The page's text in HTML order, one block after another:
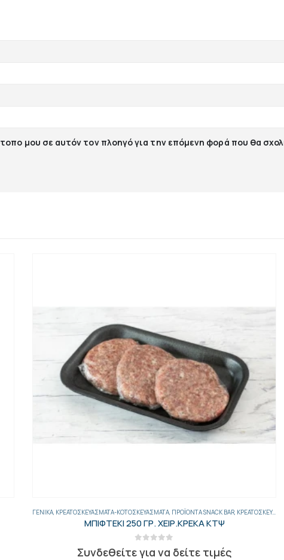
μου σε αυτόν τον πλοηγό για την επόμενη φορά που θα
ΓΕΝΙΚΑ ΚΡΕΑΤΟΣΚΕΥΆΣΜΑΤΑ-ΚΟΤΟΣΚΕΥΆΣΜΑΤΑ ΠΡΟΪΌΝΤΑ SNACK BAR ΚΡΕΑΤΟΣΚΕΥΆΣΜΑΤΑ
ΜΠΙΦΤΕΚΙ 250 ΓΡ. ΧΕΙΡ.ΚΡΕΚΑ ΚΤΨ
Συνδεθείτε για να δείτε τιμές